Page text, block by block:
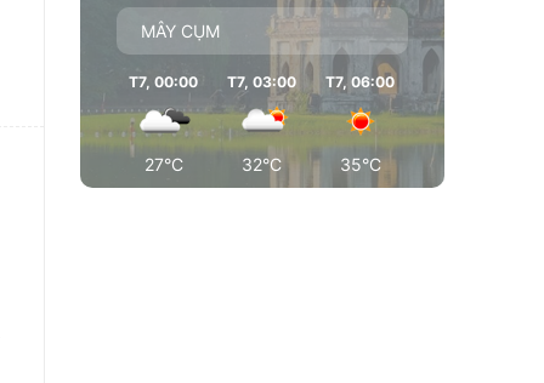
MÂY CỤM
T7, 00:00
27°C
T7, 03:00
32°C
T7, 06:00
35°C